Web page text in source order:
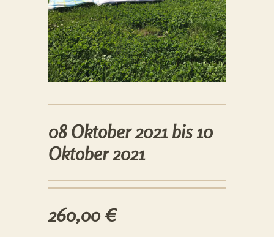
08 Oktober 2021 bis 10
Oktober 2021
260,00 €